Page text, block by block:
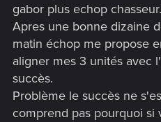
gabor plus echop
Apres une bonne dizaine
matin échop me propose
aligner mes 3 unités avec
succès.
Problème le succès ne
comprend pas pourquoi si